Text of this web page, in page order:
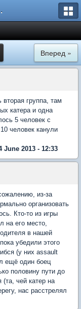
Вперед »
вторая группа, там
катера и одна
5 человек с
человек канули
2013 - 12:33
из-за
организовать
Кто-то из игры
на его место,
в нашей
убедили этого
(у них assault
ещё один боец
половину пути до
чей катер на
нас расстрелял